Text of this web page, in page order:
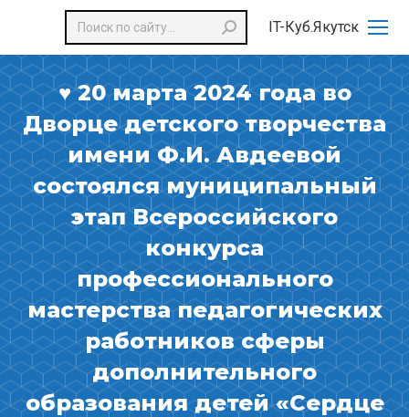
IT-Куб.Якутск
Поиск:
♥️ 20 марта 2024 года во
Дворце детского творчества
имени Ф.И. Авдеевой
состоялся муниципальный
этап Всероссийского
конкурса
профессионального
мастерства педагогических
работников сферы
дополнительного
образования детей «Сердце